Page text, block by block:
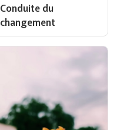
Conduite du
changement